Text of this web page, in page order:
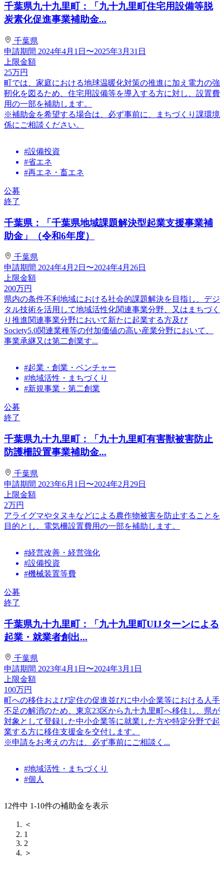
千葉県九十九里町：「九十九里町住宅用設備等脱
炭素化促進事業補助金...
千葉県
申請期間 2024年4月1日〜2025年3月31日
上限金額
25万円
町では、家庭における地球温暖化対策の推進に加え電力の強
靭化を図るため、住宅用設備等を導入する方に対し、設置費
用の一部を補助します。
※補助金を希望する場合は、必ず事前に、まちづくり課環境
係にご相談ください。
#設備投資
#省エネ
#再エネ・畜エネ
公募
終了
千葉県：「千葉県地域課題解決型起業支援事業補
助金」（令和6年度）
千葉県
申請期間 2024年4月2日〜2024年4月26日
上限金額
200万円
県内の条件不利地域における社会的課題解決を目指し、デジ
タル技術を活用して地域活性化関連事業分野、又はまちづく
り推進関連事業分野において新たに起業する方及び
Society5.0関連業種等の付加価値の高い産業分野において、
事業承継又は第二創業す...
#起業・創業・ベンチャー
#地域活性・まちづくり
#新規事業・第二創業
公募
終了
千葉県九十九里町：「九十九里町有害獣被害防止
防護柵設置事業補助金...
千葉県
申請期間 2023年6月1日〜2024年2月29日
上限金額
2万円
アライグマやタヌキなどによる農作物被害を防止することを
目的とし、電気柵設置費用の一部を補助します。
#経営改善・経営強化
#設備投資
#機械装置等費
公募
終了
千葉県九十九里町：「九十九里町UIJターンによる
起業・就業者創出...
千葉県
申請期間 2023年4月1日〜2024年3月1日
上限金額
100万円
町への移住および定住の促進並びに中小企業等における人手
不足の解消のため、東京23区から九十九里町へ移住し、県が
対象として登録した中小企業等に就業した方や特定分野で起
業する方に移住支援金を交付します。
※申請をお考えの方は、必ず事前にご相談く...
#地域活性・まちづくり
#個人
12件中 1-10件の補助金を表示
＜
1
2
＞